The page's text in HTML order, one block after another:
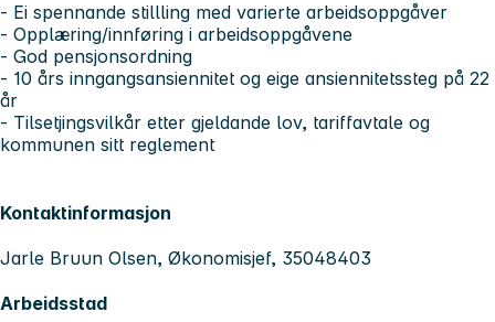
- Ei spennande stillling med varierte arbeidsoppgåver
- Opplæring/innføring i arbeidsoppgåvene
- God pensjonsordning
- 10 års inngangsansiennitet og eige ansiennitetssteg på 22
år
- Tilsetjingsvilkår etter gjeldande lov, tariffavtale og
kommunen sitt reglement
Kontaktinformasjon
Jarle Bruun Olsen, Økonomisjef, 35048403
Arbeidsstad